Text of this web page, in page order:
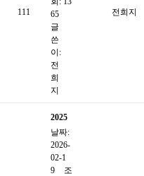
111
카드
65
글
쓴
이:
전
희
지
전희지
2025
년 북
종합
날짜:
2026-
02-1
9
조